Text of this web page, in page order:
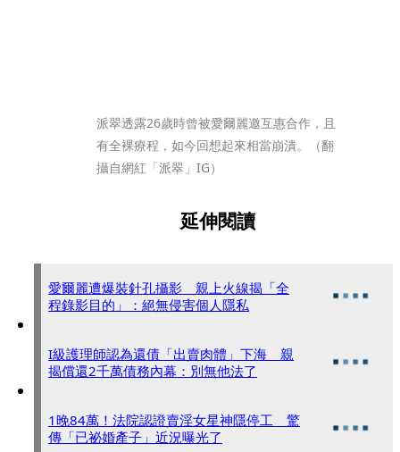
派翠透露26歲時曾被愛爾麗邀互惠合作，且
有全裸療程，如今回想起來相當崩潰。（翻
攝自網紅「派翠」IG）
延伸閱讀
愛爾麗遭爆裝針孔攝影 親上火線揭「全
程錄影目的」：絕無侵害個人隱私
I級護理師認為還債「出賣肉體」下海 親
揭償還2千萬債務內幕：別無他法了
1晚84萬！法院認證賣淫女星神隱停工 驚
傳「已祕婚產子」近況曝光了